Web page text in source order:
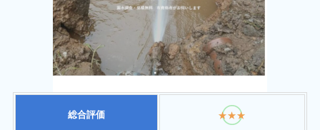
総合評価 ★★★